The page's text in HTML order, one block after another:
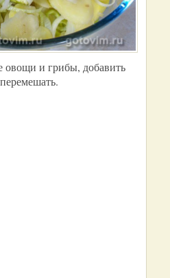
овощи и грибы, добавить